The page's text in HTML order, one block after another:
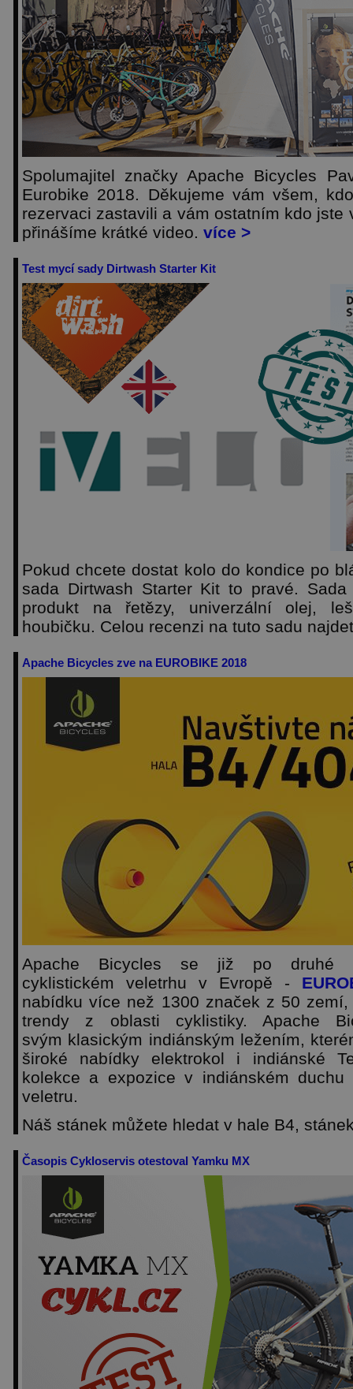
Spolumajitel značky Apache Bicycles
Eurobike 2018. Děkujeme vám všem,
rezervaci zastavili a vám ostatním kdo jste
přinášíme krátké video. více >
Test mycí sady Dirtwash Starter Kit
Pokud chcete dostat kolo do kondice po
sada Dirtwash Starter Kit to pravé.
produkt na řetězy, univerzální olej,
houbičku. Celou recenzi na tuto sadu
Apache Bicycles zve na EUROBIKE 2018
Apache Bicycles se již po druhé
cyklistickém veletrhu v Evropě -
nabídku více než 1300 značek z 50
trendy z oblasti cyklistiky. Apache
svým klasickým indiánským ležením,
široké nabídky elektrokol i indiánské
kolekce a expozice v indiánském
veletru.
Náš stánek můžete hledat v hale B4,
Časopis Cykloservis otestoval Yamku MX